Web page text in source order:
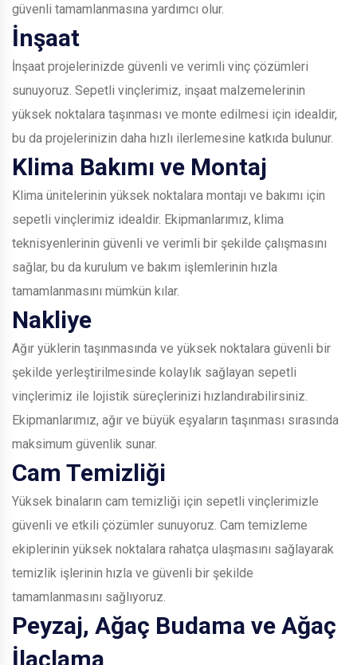
güvenli tamamlanmasına yardımcı olur.
İnşaat
İnşaat projelerinizde güvenli ve verimli vinç çözümleri
sunuyoruz. Sepetli vinçlerimiz, inşaat malzemelerinin
yüksek noktalara taşınması ve monte edilmesi için idealdir,
bu da projelerinizin daha hızlı ilerlemesine katkıda bulunur.
Klima Bakımı ve Montaj
Klima ünitelerinin yüksek noktalara montajı ve bakımı için
sepetli vinçlerimiz idealdir. Ekipmanlarımız, klima
teknisyenlerinin güvenli ve verimli bir şekilde çalışmasını
sağlar, bu da kurulum ve bakım işlemlerinin hızla
tamamlanmasını mümkün kılar.
Nakliye
Ağır yüklerin taşınmasında ve yüksek noktalara güvenli bir
şekilde yerleştirilmesinde kolaylık sağlayan sepetli
vinçlerimiz ile lojistik süreçlerinizi hızlandırabilirsiniz.
Ekipmanlarımız, ağır ve büyük eşyaların taşınması sırasında
maksimum güvenlik sunar.
Cam Temizliği
Yüksek binaların cam temizliği için sepetli vinçlerimizle
güvenli ve etkili çözümler sunuyoruz. Cam temizleme
ekiplerinin yüksek noktalara rahatça ulaşmasını sağlayarak
temizlik işlerinin hızla ve güvenli bir şekilde
tamamlanmasını sağlıyoruz.
Peyzaj, Ağaç Budama ve Ağaç
İlaçlama